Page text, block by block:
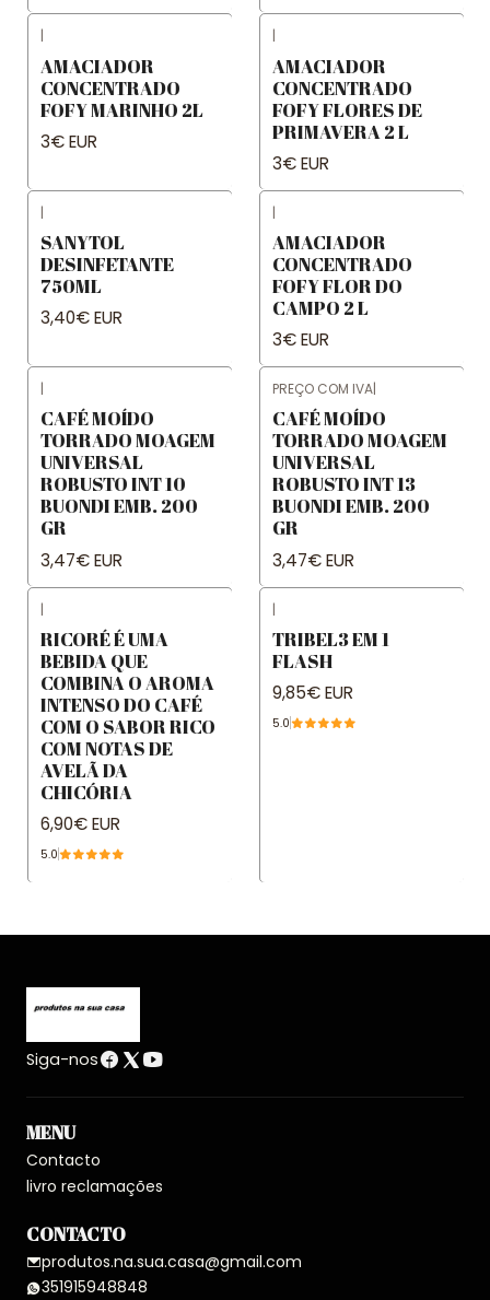
|
AMACIADOR
CONCENTRADO
FOFY MARINHO 2L
3€ EUR
|
AMACIADOR
CONCENTRADO
FOFY FLORES DE
PRIMAVERA 2 L
3€ EUR
|
SANYTOL
DESINFETANTE
750ML
3,40€ EUR
|
AMACIADOR
CONCENTRADO
FOFY FLOR DO
CAMPO 2 L
3€ EUR
|
CAFÉ MOÍDO
TORRADO MOAGEM
UNIVERSAL
ROBUSTO INT 10
BUONDI EMB. 200
GR
3,47€ EUR
PREÇO COM IVA|
CAFÉ MOÍDO
TORRADO MOAGEM
UNIVERSAL
ROBUSTO INT 13
BUONDI EMB. 200
GR
3,47€ EUR
|
RICORÉ É UMA
BEBIDA QUE
COMBINA O AROMA
INTENSO DO CAFÉ
COM O SABOR RICO
COM NOTAS DE
AVELÃ DA
CHICÓRIA
6,90€ EUR
5.0
|
TRIBEL3 EM 1
FLASH
9,85€ EUR
5.0
Siga-nos
MENU
Contacto
livro reclamações
CONTACTO
produtos.na.sua.casa@gmail.com
351915948848